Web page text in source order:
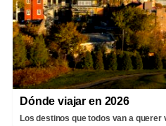
Dónde viajar en 2026
Los destinos que todos van a querer